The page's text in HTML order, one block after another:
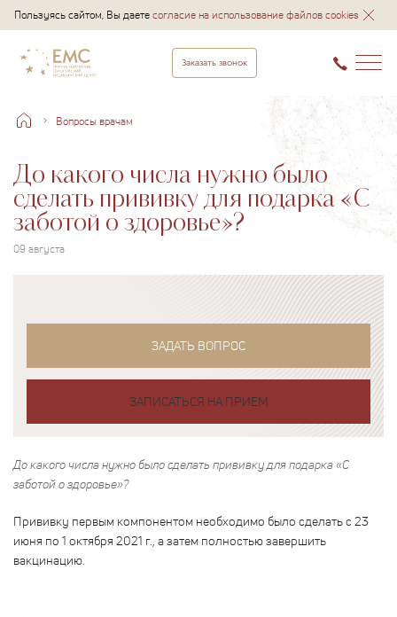
Пользуясь сайтом, Вы даетесогласие на использование файлов cookies
Заказать звонок
Вопросы врачам
До какого числа нужно было
сделать прививку для подарка «С
заботой о здоровье»?
09 августа
ЗАДАТЬ ВОПРОС
ЗАПИСАТЬСЯ НА ПРИЕМ
До какого числа нужно было сделать прививку для подарка «С
заботой о здоровье»?
Прививку первым компонентом необходимо было сделать с 23
июня по 1 октября 2021 г., а затем полностью завершить
вакцинацию.